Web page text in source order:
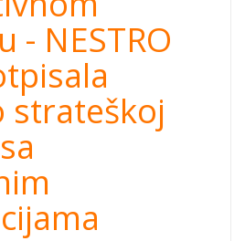
- NESTRO
strateškoj